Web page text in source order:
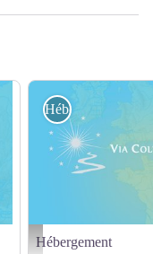
Hébergement - Via
Hébergement
Hébergement